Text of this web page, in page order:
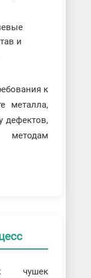
и
к
металла,
дефектов,
методам
чушек